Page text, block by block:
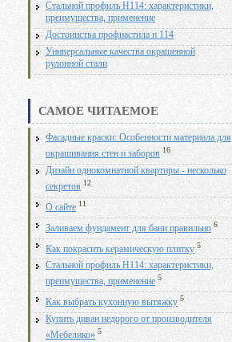
Стальной профиль Н114: характеристики,
преимущества, применение
Достоинства профнастила н 114
Универсальные качества окрашенной
рулонной стали
САМОЕ ЧИТАЕМОЕ
Фасадные краски: Особенности материала для
окрашивания стен и заборов 16
Дизайн однокомнатной квартиры - несколько
секретов 12
О сайте 11
Заливаем фундамент для бани правильно 6
Как покрасить керамическую плитку 5
Стальной профиль Н114: характеристики,
преимущества, применение 5
Как выбрать кухонную вытяжку 5
Купить диван недорого от производителя
«Мебелико» 5